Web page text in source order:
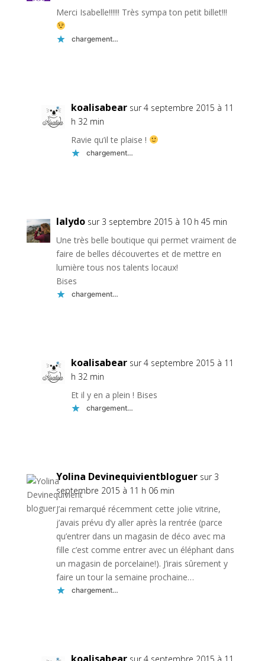
Merci Isabelle!!!!!! Très sympa ton petit billet!!!
chargement…
koalisabear sur 4 septembre 2015 à 11
h 32 min
Ravie qu’il te plaise !
chargement…
lalydo sur 3 septembre 2015 à 10 h 45 min
Une très belle boutique qui permet vraiment de
faire de belles découvertes et de mettre en
lumière tous nos talents locaux!
Bises
chargement…
koalisabear sur 4 septembre 2015 à 11
h 32 min
Et il y en a plein ! Bises
chargement…
Yolina Devinequivientbloguer sur 3
septembre 2015 à 11 h 06 min
J’ai remarqué récemment cette jolie vitrine,
j’avais prévu d’y aller après la rentrée (parce
qu’entrer dans un magasin de déco avec ma
fille c’est comme entrer avec un éléphant dans
un magasin de porcelaine!). J’irais sûrement y
faire un tour la semaine prochaine…
chargement…
sur 4 septembre 2015 à 11